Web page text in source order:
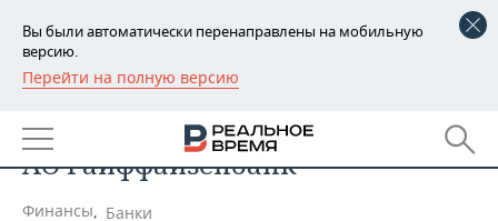
Вы были автоматически перенаправлены на мобильную
версию.
Перейти на полную версию
РЕГИОНЫ
БАШКОРТОСТАН
ТАТАРСТАН
НОВОСТИ
АНАЛИТИКА
АО Райффайзенбанк
Финансы, Банки